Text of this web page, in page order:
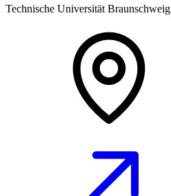
Technische Universität Braunschweig